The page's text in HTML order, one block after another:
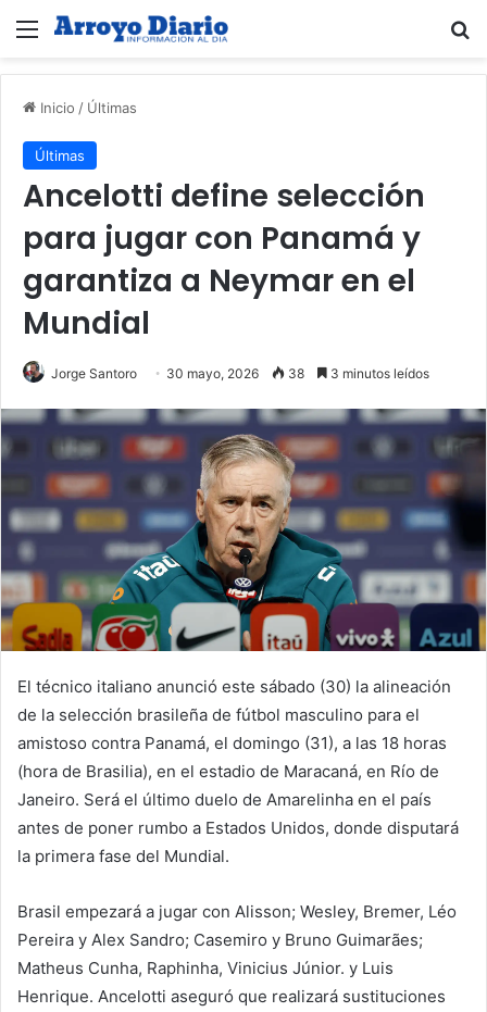
Menú
Inicio / Últimas
Últimas
Ancelotti define selección
para jugar con Panamá y
garantiza a Neymar en el
Mundial
Jorge Santoro 30 mayo, 2026 38 3 minutos leídos
El técnico italiano anunció este sábado (30) la alineación
de la selección brasileña de fútbol masculino para el
amistoso contra Panamá, el domingo (31), a las 18 horas
(hora de Brasilia), en el estadio de Maracaná, en Río de
Janeiro. Será el último duelo de Amarelinha en el país
antes de poner rumbo a Estados Unidos, donde disputará
la primera fase del Mundial.
Brasil empezará a jugar con Alisson; Wesley, Bremer, Léo
Pereira y Alex Sandro; Casemiro y Bruno Guimarães;
Matheus Cunha, Raphinha, Vinicius Júnior. y Luis
Henrique. Ancelotti aseguró que realizará sustituciones